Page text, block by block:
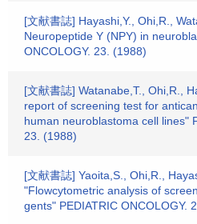
[文献書誌] Hayashi,Y., Ohi,R.,
Neuropeptide Y (NPY) in
ONCOLOGY. 23. (1988)
[文献書誌] Watanabe,T., Ohi,R.,
report of screening test for
human neuroblastoma cell lines"
23. (1988)
[文献書誌] Yaoita,S., Ohi,R.,
"Flowcytometric analysis of
gents" PEDIATRIC ONCOLOGY.